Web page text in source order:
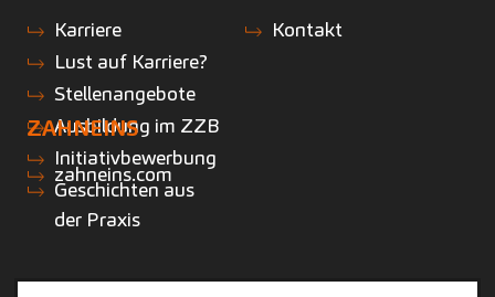
Karriere
Lust auf Karriere?
Stellenangebote
Ausbildung im ZZB
Initiativbewerbung
Geschichten aus
der Praxis
Kontakt
ZAHNEINS
zahneins.com